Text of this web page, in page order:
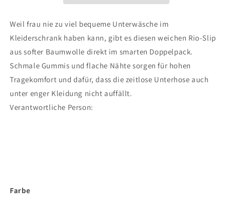
Cotton
Cotton
Advantage
Weil frau nie zu viel bequeme Unterwäsche im
Kleiderschrank haben kann, gibt es diesen weichen Rio-Slip
aus softer Baumwolle direkt im smarten Doppelpack.
Schmale Gummis und flache Nähte sorgen für hohen
Tragekomfort und dafür, dass die zeitlose Unterhose auch
unter enger Kleidung nicht auffällt.
Verantwortliche Person:
Farbe